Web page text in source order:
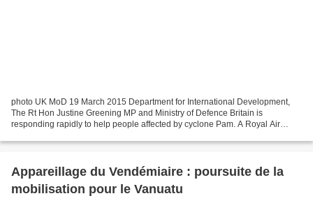
photo UK MoD 19 March 2015 Department for International Development,
The Rt Hon Justine Greening MP and Ministry of Defence Britain is
responding rapidly to help people affected by cyclone Pam. A Royal Air
Appareillage du Vendémiaire : poursuite de la
mobilisation pour le Vanuatu